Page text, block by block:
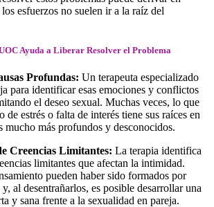
esfuerzos no suelen ir a la raíz del
Ayuda a Liberar Resolver el Problema
Profundas: Un terapeuta especializado
para identificar esas emociones y conflictos
el deseo sexual. Muchas veces, lo que
de estrés o falta de interés tiene sus raíces en
mucho más profundos y desconocidos.
Creencias Limitantes: La terapia identifica
limitantes que afectan la intimidad.
pueden haber sido formados por
al desentrañarlos, es posible desarrollar una
y sana frente a la sexualidad en pareja.